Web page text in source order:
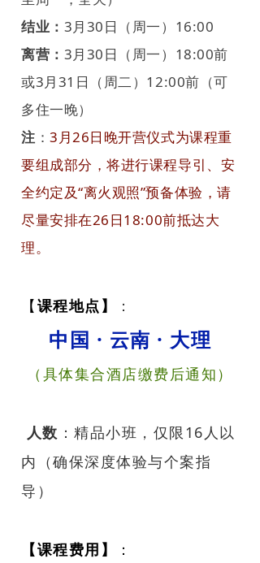
结业： 3月30日（周一）16:00
离营： 3月30日（周一）18:00前
或3月31日（周二）12:00前（可
多住一晚）
注 ：3月26日晚开营仪式为课程重
要组成部分，将进行课程导引、安
全约定及“离火观照”预备体验，请
尽量安排在26日18:00前抵达大
理。
【课程地点】 ：
中国 · 云南 · 大理
（具体集合酒店缴费后通知）
人数 ：精品小班，仅限16人以
内（确保深度体验与个案指
导）
【课程费用】
：